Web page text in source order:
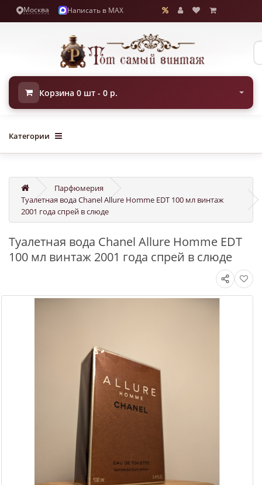
Москва Написать в MAX
Корзина 0 шт - 0 р.
Категории
Парфюмерия
Туалетная вода Chanel Allure Homme EDT 100 мл винтаж
2001 года спрей в слюде
Туалетная вода Chanel Allure Homme EDT
100 мл винтаж 2001 года спрей в слюде